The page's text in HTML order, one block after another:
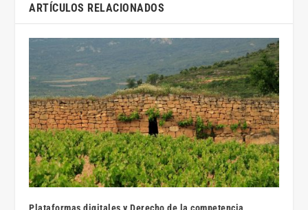
ARTÍCULOS RELACIONADOS